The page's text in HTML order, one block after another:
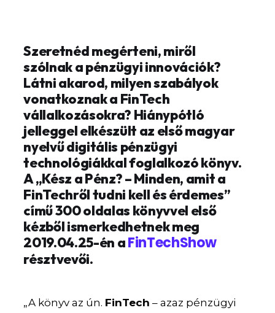
Szeretnéd megérteni, miről
szólnak a pénzügyi innovációk?
Látni akarod, milyen szabályok
vonatkoznak a FinTech
vállalkozásokra? Hiánypótló
jelleggel elkészült az első magyar
nyelvű digitális pénzügyi
technológiákkal foglalkozó könyv.
A „Kész a Pénz? – Minden, amit a
FinTechről tudni kell és érdemes”
című 300 oldalas könyvvel első
kézből ismerkedhetnek meg
2019.04.25-én aFinTechShow
résztvevői.
„A könyv az ún. FinTech – azaz pénzügyi